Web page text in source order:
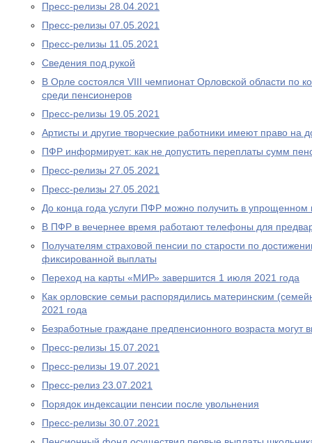
Пресс-релизы 28.04.2021
Пресс-релизы 07.05.2021
Пресс-релизы 11.05.2021
Сведения под рукой
В Орле состоялся VIII чемпионат Орловской области по
среди пенсионеров
Пресс-релизы 19.05.2021
Артисты и другие творческие работники имеют право на
ПФР информирует: как не допустить переплаты сумм
Пресс-релизы 27.05.2021
Пресс-релизы 27.05.2021
До конца года услуги ПФР можно получить в упрощенном
В ПФР в вечернее время работают телефоны для
Получателям страховой пенсии по старости по
фиксированной выплаты
Переход на карты «МИР» завершится 1 июля 2021 года
Как орловские семьи распорядились материнским
2021 года
Безработные граждане предпенсионного возраста
Пресс-релизы 15.07.2021
Пресс-релизы 19.07.2021
Пресс-релиз 23.07.2021
Порядок индексации пенсии после увольнения
Пресс-релизы 30.07.2021